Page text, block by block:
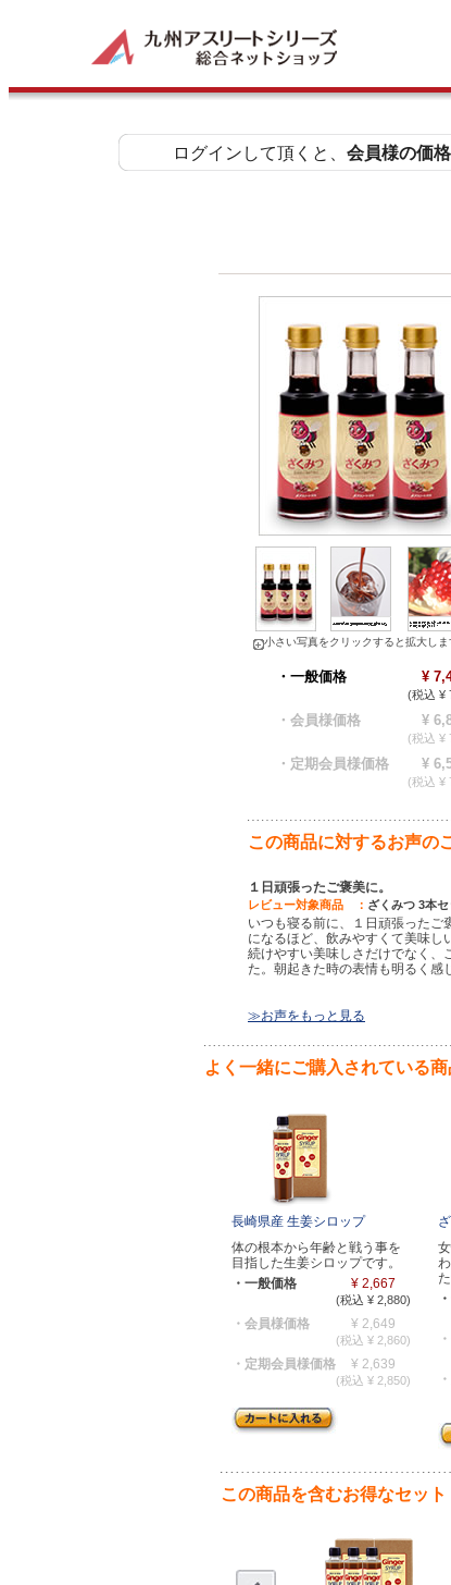
ログインして頂くと、 会員様の価
小さい写真をクリックすると拡大しま
・一般価格 ¥
(税込 ¥
・会員様価格 ¥
(税込 ¥
・定期会員様価格 ¥
(税込 ¥
この商品に対するお声の
１日頑張ったご褒美に。
レビュー対象商品 ： ざくみつ 3本セ
いつも寝る前に、１日頑張ったご
になるほど、飲みやすくて美味し
続けやすい美味しさだけでなく、
た。朝起きた時の表情も明るく感
≫お声をもっと見る
よく一緒にご購入されている商
長崎県産 生姜シロップ
体の根本から年齢と戦う事を
目指した生姜シロップです。
・一般価格
¥ 2,667
(税込 ¥ 2,880)
・会員様価格 ¥ 2,649
(税込 ¥ 2,860)
・定期会員様価格 ¥ 2,639
(税込 ¥ 2,850)
この商品を含むお得なセット